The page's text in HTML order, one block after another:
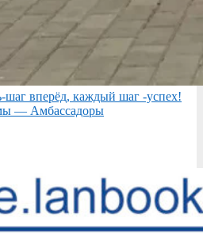
вперёд, каждый шаг -успех!
— Амбассадоры